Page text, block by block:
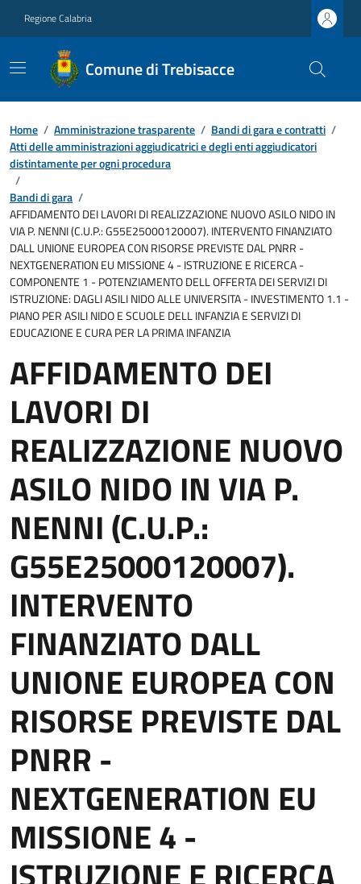
Regione Calabria
Comune di Trebisacce
Home / Amministrazione trasparente / Bandi di gara e contratti /
Atti delle amministrazioni aggiudicatrici e degli enti aggiudicatori
distintamente per ogni procedura
/
Bandi di gara /
AFFIDAMENTO DEI LAVORI DI REALIZZAZIONE NUOVO ASILO NIDO IN
VIA P. NENNI (C.U.P.: G55E25000120007). INTERVENTO FINANZIATO
DALL UNIONE EUROPEA CON RISORSE PREVISTE DAL PNRR -
NEXTGENERATION EU MISSIONE 4 - ISTRUZIONE E RICERCA -
COMPONENTE 1 - POTENZIAMENTO DELL OFFERTA DEI SERVIZI DI
ISTRUZIONE: DAGLI ASILI NIDO ALLE UNIVERSITA - INVESTIMENTO 1.1 -
PIANO PER ASILI NIDO E SCUOLE DELL INFANZIA E SERVIZI DI
EDUCAZIONE E CURA PER LA PRIMA INFANZIA
AFFIDAMENTO DEI
LAVORI DI
REALIZZAZIONE NUOVO
ASILO NIDO IN VIA P.
NENNI (C.U.P.:
G55E25000120007).
INTERVENTO
FINANZIATO DALL
UNIONE EUROPEA CON
RISORSE PREVISTE DAL
PNRR -
NEXTGENERATION EU
MISSIONE 4 -